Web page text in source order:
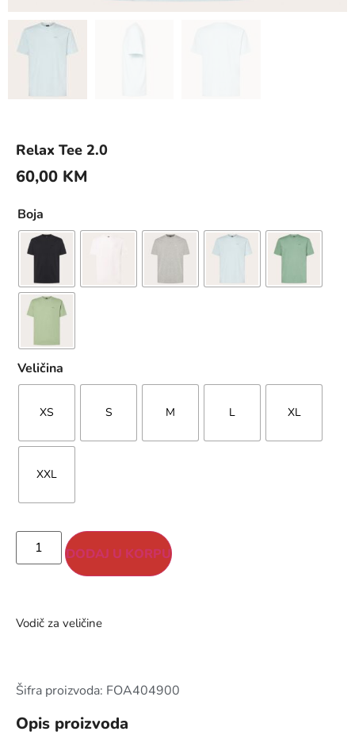
Relax Tee 2.0
60,00 KM
Boja
Veličina
XS S M L XL
XXL
DODAJ U KORPU
Vodič za veličine
Šifra proizvoda: FOA404900
Opis proizvoda